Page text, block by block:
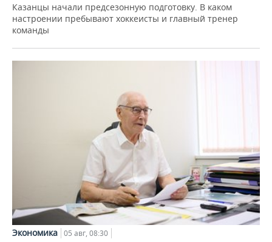
Казанцы начали предсезонную подготовку. В каком
настроении пребывают хоккеисты и главный тренер
команды
Экономика 05 авг, 08:30